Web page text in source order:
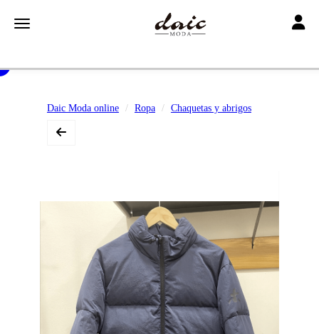
Toggle navigation
Daic Moda online Ropa Chaquetas y abrigos